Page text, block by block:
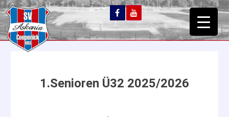
1.Senioren Ü32 2025/2026